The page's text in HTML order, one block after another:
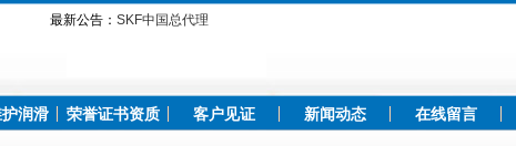
最新公告： SKF中国总代理
SKF中国总代理
SKF轴承怎么样
润滑 荣誉证书资质 客户见证 新闻动态 在线留言